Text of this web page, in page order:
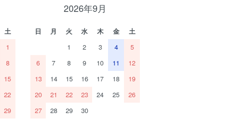
土
1
8
15
22
29
2026年9月
日 月 火 水 木 金
土
1
2 3 4
5
6
7 8 9 10 11
12
13
14 15 16 17 18
19
20
21 22 23 24 25
26
27
28 29 30